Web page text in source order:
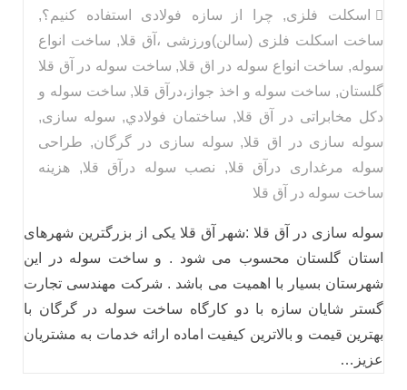
اسکلت فلزی, چرا از سازه فولادی استفاده کنیم؟,
ساخت اسکلت فلزی (سالن)ورزشی ،آق قلا, ساخت انواع
سوله, ساخت انواع سوله در اق قلا, ساخت سوله در آق قلا
گلستان, ساخت سوله و اخذ جواز،درآق قلا, ساخت سوله و
دکل مخابراتی در آق قلا, ساختمان فولادي, سوله سازی,
سوله سازی در اق قلا, سوله سازی در گرگان, طراحی
سوله مرغداری درآق قلا, نصب سوله درآق قلا, هزینه
ساخت سوله در آق قلا
سوله سازی در آق قلا :شهر آق قلا یکی از بزرگترین شهرهای
استان گلستان محسوب می شود . و ساخت سوله در این
شهرستان بسیار با اهمیت می باشد . شرکت مهندسی تجارت
گستر شایان سازه با دو کارگاه ساخت سوله در گرگان با
بهترین قیمت و بالاترین کیفیت اماده ارائه خدمات به مشتریان
عزیز…